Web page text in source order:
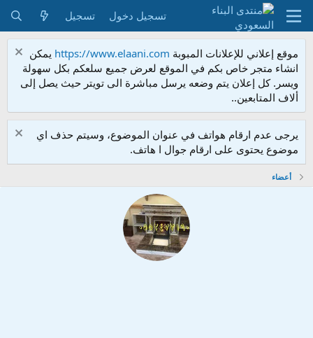
تسجيل دخول تسجيل
موقع إعلاني للإعلانات المبوبة https://www.elaani.com يمكن
انشاء متجر خاص بكم في الموقع لعرض جميع سلعكم بكل سهولة
ويسر. كل إعلان يتم وضعه يرسل مباشرة الى تويتر حيث يصل إلى
ألاف المتابعين..
يرجى عدم ارقام هواتف في عنوان الموضوع، وسيتم حذف اي
موضوع يحتوى على ارقام جوال ا هاتف.
أعضاء